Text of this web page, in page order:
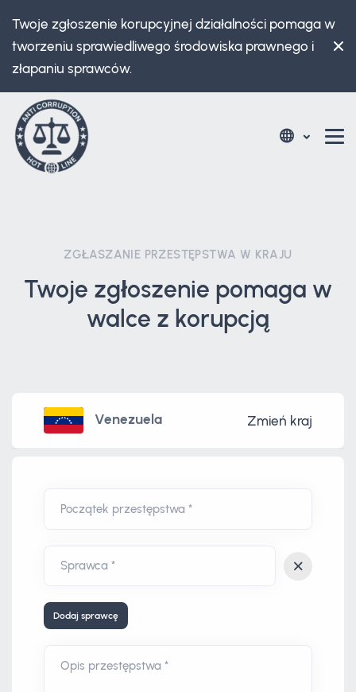
Twoje zgłoszenie korupcyjnej działalności pomaga w
tworzeniu sprawiedliwego środowiska prawnego i
złapaniu sprawców.
ZGŁASZANIE PRZESTĘPSTWA W KRAJU
Twoje zgłoszenie pomaga w
walce z korupcją
Venezuela Zmień kraj
Początek przestępstwa *
Dodaj sprawcę
Opis przestępstwa *